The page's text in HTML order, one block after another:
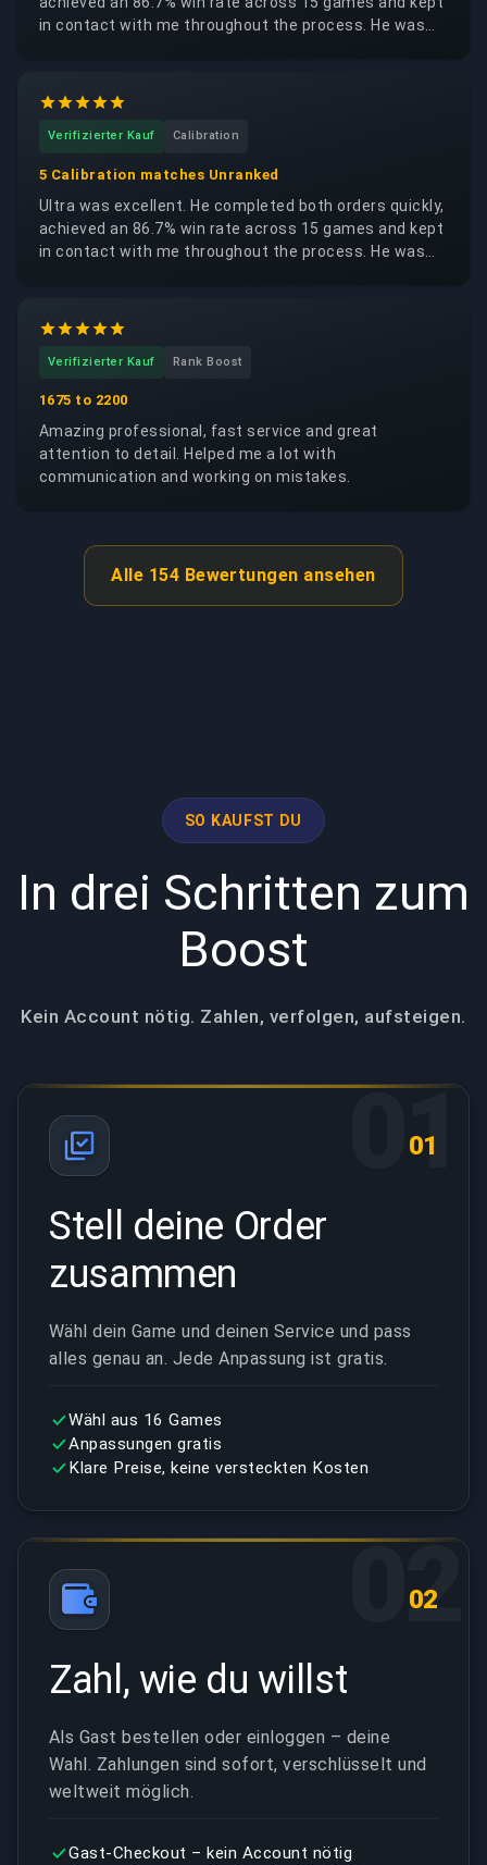
in contact with me throughout the process. He was
Verifizierter Kauf Calibration
5 Calibration matches Unranked
Ultra was excellent. He completed both orders quickly,
achieved an 86.7% win rate across 15 games and kept
in contact with me throughout the process. He was
Verifizierter Kauf Rank Boost
1675 to 2200
Amazing professional, fast service and great
attention to detail. Helped me a lot with
communication and working on mistakes.
Alle 154 Bewertungen ansehen
SO KAUFST DU
In drei Schritten zum
Boost
Kein Account nötig. Zahlen, verfolgen, aufsteigen.
01
01
Stell deine Order
zusammen
Wähl dein Game und deinen Service und pass
alles genau an. Jede Anpassung ist gratis.
Wähl aus 16 Games
Anpassungen gratis
Klare Preise, keine versteckten Kosten
02
02
Zahl, wie du willst
Als Gast bestellen oder einloggen – deine
Wahl. Zahlungen sind sofort, verschlüsselt und
weltweit möglich.
Gast-Checkout – kein Account nötig